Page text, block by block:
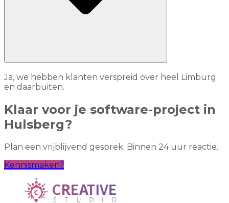
Ja, we hebben klanten verspreid over heel Limburg
en daarbuiten.
Klaar voor je software-project in
Hulsberg?
Plan een vrijblijvend gesprek. Binnen 24 uur reactie.
Kennismaken?